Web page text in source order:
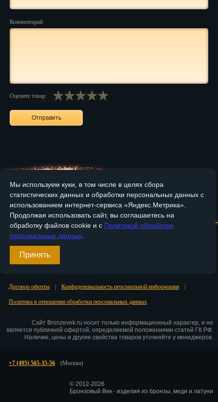
Новосибирск
Пенза
Пермь
Рязань
Санкт-Петербург
Комментарий
Оцените товар:
Мы используем куки, в том числе в целях сбора
статистических данных и обработки персональных данных с
использованием интернет-сервиса «Яндекс.Метрика».
Продолжая использовать сайт, вы соглашаетесь на
обработку файлов cookie и с Политикой обработки
персональных данных
Принять
Главная О компании Медные изделия Бронзовые изделия
Доставка и оплата Контакты
Вход
Договор оферты Конфиденциальность персональной информации
Политика в отношении обработки персональных данных
Сайт Bronzevek.ru носит только информационный характер, и не
является публичной офертой, определяемой положениями статей ГК РФ.
Наличие, цены и другие свойства товаров уточняйте у менеджеров.
+7 (495) 565-35-56 (Москва)
© 2012-2026
Бронзовый Век - изделия из бронзы, меди и латуни